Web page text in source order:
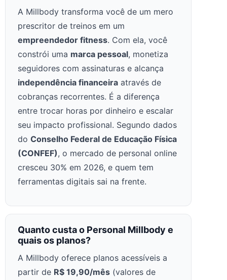
A Millbody transforma você de um mero
prescritor de treinos em um
empreendedor fitness. Com ela, você
constrói uma marca pessoal, monetiza
seguidores com assinaturas e alcança
independência financeira através de
cobranças recorrentes. É a diferença
entre trocar horas por dinheiro e escalar
seu impacto profissional. Segundo dados
do Conselho Federal de Educação Física
(CONFEF), o mercado de personal online
cresceu 30% em 2026, e quem tem
ferramentas digitais sai na frente.
Quanto custa o Personal Millbody e
quais os planos?
A Millbody oferece planos acessíveis a
partir de R$ 19,90/mês (valores de